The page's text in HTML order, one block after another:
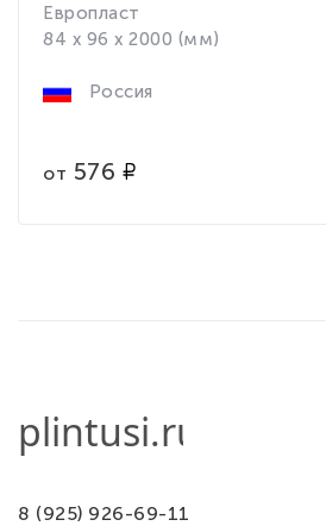
Европласт
84 x 96 x 2000 (мм)
Россия
от 576
8 (925) 926-69-11